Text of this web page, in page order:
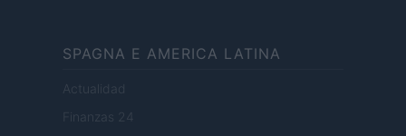
SPAGNA E AMERICA LATINA
Actualidad
Finanzas 24